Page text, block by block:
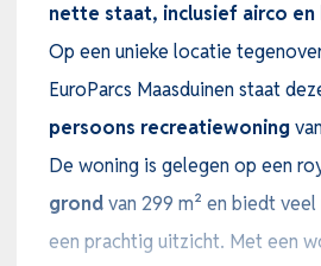
nette staat, inclusief airco en
Op een unieke locatie
EuroParcs Maasduinen staat
persoons recreatiewoning
De woning is gelegen op een
grondvan 299 m² en biedt
een prachtig uitzicht. Met een